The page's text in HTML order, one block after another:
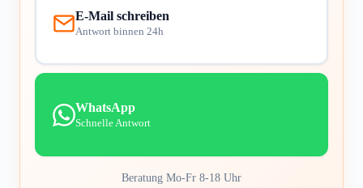
E-Mail schreiben
Antwort binnen 24h
WhatsApp
Schnelle Antwort
Beratung Mo-Fr 8-18 Uhr